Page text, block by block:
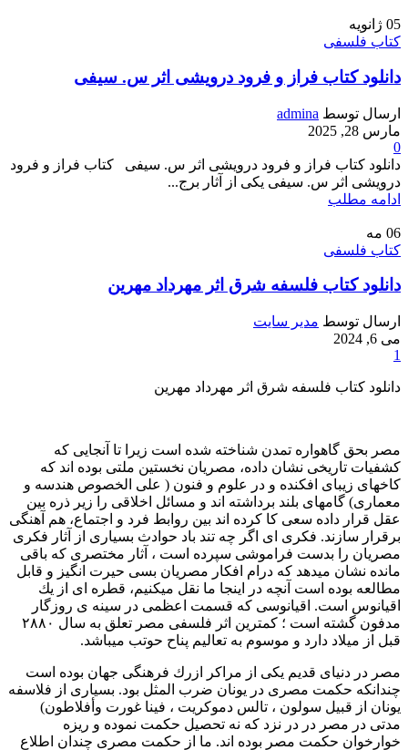
05 ژانویه
کتاب فلسفی
دانلود کتاب فراز و فرود درویشی اثر س. سیفی
ارسال توسط admina
مارس 28, 2025
0
دانلود کتاب فراز و فرود درویشی اثر س. سیفی کتاب فراز و فرود
درویشی اثر س. سیفی یکی از آثار برج...
ادامه مطلب
06 مه
کتاب فلسفی
دانلود کتاب فلسفه شرق اثر مهرداد مهرین
ارسال توسط مدیر سایت
می 6, 2024
1
دانلود کتاب فلسفه شرق اثر مهرداد مهرین
مصر بحق گاهواره تمدن شناخته شده است زیرا تا آنجایی که
کشفیات تاریخی نشان داده، مصریان نخستین ملتی بوده اند که
کاخهای زیبای افکنده و در علوم و فنون ( على الخصوص هندسه و
معماری) گامهای بلند برداشته اند و مسائل اخلاقی را زیر ذره بین
عقل قرار داده سعی کا کرده اند بین روابط فرد و اجتماع، هم آهنگی
برقرار سازند. فکری ای اگر چه تند باد حوادث بسیاری از آثار فکری
مصریان را بدست فراموشی سپرده است ، آثار مختصری که باقی
مانده نشان میدهد که درام افکار مصریان بسی حیرت انگیز و قابل
مطالعه بوده است آنچه در اینجا ما نقل میکنیم، قطره ای از يك
اقیانوس است. اقیانوسی که قسمت اعظمی در سینه ی روزگار
مدفون گشته است ؛ کمترین اثر فلسفی مصر تعلق به سال ۲۸۸۰
قبل از میلاد دارد و موسوم به تعالیم پناح حوتب میباشد.
مصر در دنیای قدیم یکی از مراکر ازرك فرهنگی جهان بوده است
چندانکه حکمت مصری در یونان ضرب المثل بود. بسیاری از فلاسفه
یونان از قبیل سولون ، تالس دموکریت ، فينا غورت وأفلاطون)
مدتی در مصر در در نزد که نه تحصیل حکمت نموده و ریزه
خوارخوان حکمت مصر بوده اند. ما از حکمت مصری چندان اطلاع